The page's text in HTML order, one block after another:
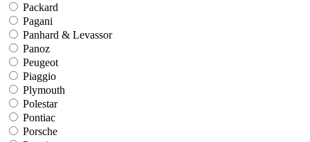
Packard
Pagani
Panhard & Levassor
Panoz
Peugeot
Piaggio
Plymouth
Polestar
Pontiac
Porsche